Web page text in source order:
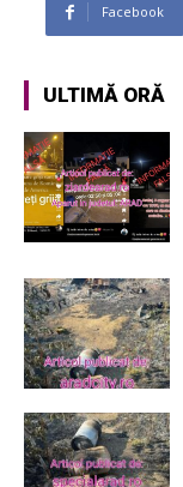
Facebook
ULTIMĂ ORĂ